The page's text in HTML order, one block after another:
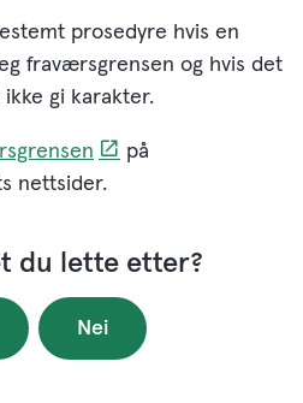
prosedyre hvis en
fraværsgrensen og hvis det
gi karakter.
på
nettsider.
du lette etter?
Nei